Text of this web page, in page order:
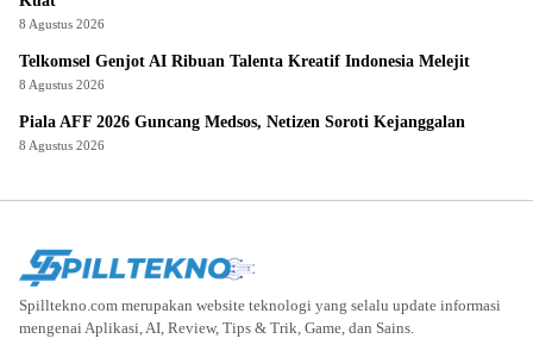
8 Agustus 2026
Telkomsel Genjot AI Ribuan Talenta Kreatif Indonesia Melejit
8 Agustus 2026
Piala AFF 2026 Guncang Medsos, Netizen Soroti Kejanggalan
8 Agustus 2026
Spilltekno.com merupakan website teknologi yang selalu update informasi
mengenai Aplikasi, AI, Review, Tips & Trik, Game, dan Sains.